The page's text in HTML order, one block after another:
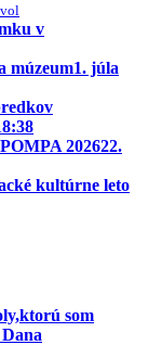
v
múzeum1. júla
202622.
kultúrne leto
som